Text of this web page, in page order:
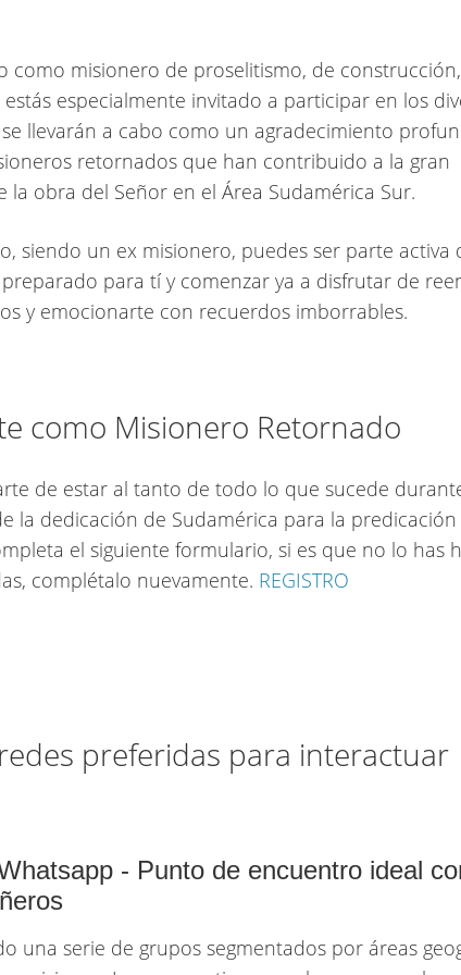
como misionero de proselitismo, de
especialmente invitado a participar en los
llevarán a cabo como un agradecimiento
retornados que han contribuido a la gran
la obra del Señor en el Área Sudamérica Sur.
siendo un ex misionero, puedes ser parte activa
para tí y comenzar ya a disfrutar de
y emocionarte con recuerdos imborrables.
como Misionero Retornado
de estar al tanto de todo lo que sucede
la dedicación de Sudamérica para la
el siguiente formulario, si es que no lo has
complétalo nuevamente. REGISTRO
preferidas para interactuar
- Punto de encuentro ideal
una serie de grupos segmentados por áreas